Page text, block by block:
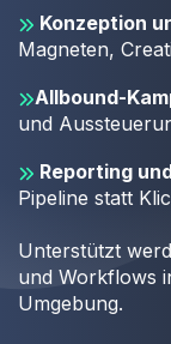
Konzeption
Magneten,
und
Reporting
Pipeline statt
Unterstützt
und Workflows
Umgebung.